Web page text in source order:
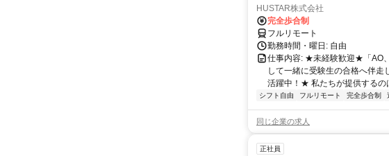
HUSTAR株式会社
完全歩合制
フルリモート
勤務時間・曜日: 自由
仕事内容: ★未経験歓迎★「AO
して一緒に受験生の合格へ伴
活躍中！★ 私たちが提供するの
シフト自由 フルリモート 完全歩合制
同じ企業の求人
正社員